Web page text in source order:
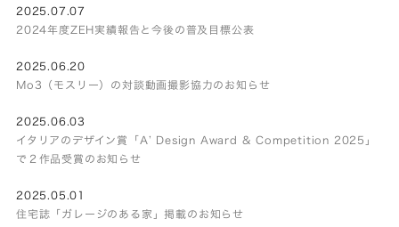
2025.07.07
2024年度ZEH実績報告と今後の普及目標公表
2025.06.20
Mo3（モスリー）の対談動画撮影協力のお知らせ
2025.06.03
イタリアのデザイン賞「A’ Design Award & Competition 2025」
で２作品受賞のお知らせ
2025.05.01
住宅誌「ガレージのある家」掲載のお知らせ